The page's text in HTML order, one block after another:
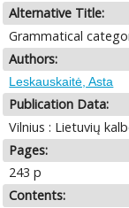
Alternative Title:
Grammatical
Authors:
Leskauskaitė, Asta
Publication Data:
Vilnius : Lietuvių
Pages:
243 p
Contents: